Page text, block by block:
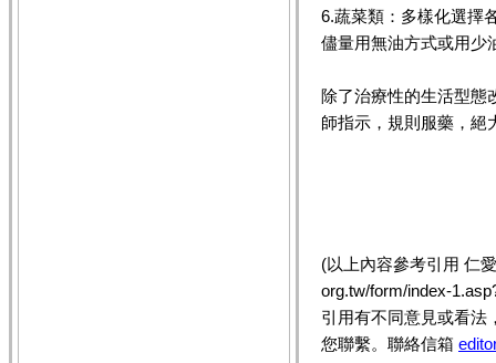
6.蔬菜類：多樣化選擇
儘量用無油方式或用少
除了治療性的生活型態
師指示，規則服藥，絕
(以上內容參考引用 仁
org.tw/form/index-
引用有不同意見或看法
您聯繫。聯絡信箱